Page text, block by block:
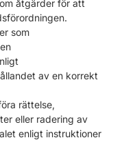
åtgärder för att
som
av en korrekt
rättelse,
eller radering av
enligt instruktioner